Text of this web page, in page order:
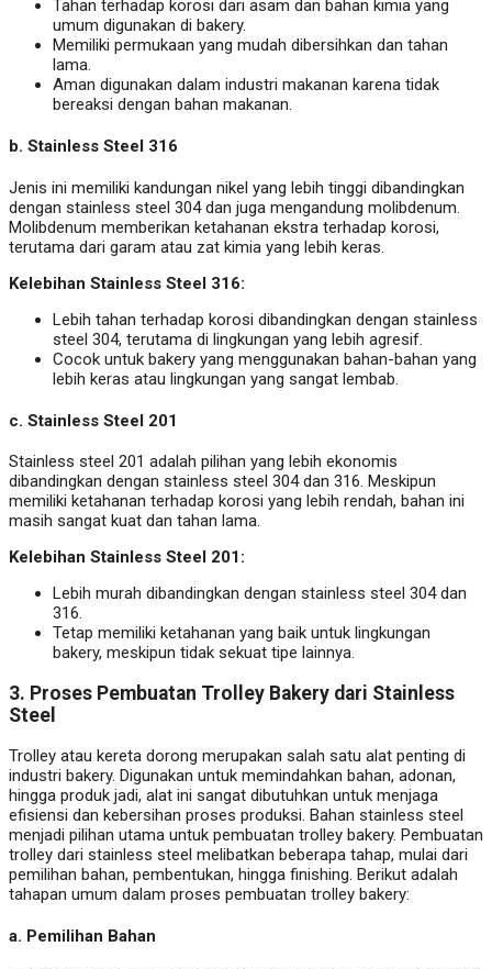
Tahan terhadap korosi dari asam dan bahan kimia yang
umum digunakan di bakery.
Memiliki permukaan yang mudah dibersihkan dan tahan
lama.
Aman digunakan dalam industri makanan karena tidak
bereaksi dengan bahan makanan.
b. Stainless Steel 316
Jenis ini memiliki kandungan nikel yang lebih tinggi dibandingkan
dengan stainless steel 304 dan juga mengandung molibdenum.
Molibdenum memberikan ketahanan ekstra terhadap korosi,
terutama dari garam atau zat kimia yang lebih keras.
Kelebihan Stainless Steel 316:
Lebih tahan terhadap korosi dibandingkan dengan stainless
steel 304, terutama di lingkungan yang lebih agresif.
Cocok untuk bakery yang menggunakan bahan-bahan yang
lebih keras atau lingkungan yang sangat lembab.
c. Stainless Steel 201
Stainless steel 201 adalah pilihan yang lebih ekonomis
dibandingkan dengan stainless steel 304 dan 316. Meskipun
memiliki ketahanan terhadap korosi yang lebih rendah, bahan ini
masih sangat kuat dan tahan lama.
Kelebihan Stainless Steel 201:
Lebih murah dibandingkan dengan stainless steel 304 dan
316.
Tetap memiliki ketahanan yang baik untuk lingkungan
bakery, meskipun tidak sekuat tipe lainnya.
3. Proses Pembuatan Trolley Bakery dari Stainless
Steel
Trolley atau kereta dorong merupakan salah satu alat penting di
industri bakery. Digunakan untuk memindahkan bahan, adonan,
hingga produk jadi, alat ini sangat dibutuhkan untuk menjaga
efisiensi dan kebersihan proses produksi. Bahan stainless steel
menjadi pilihan utama untuk pembuatan trolley bakery. Pembuatan
trolley dari stainless steel melibatkan beberapa tahap, mulai dari
pemilihan bahan, pembentukan, hingga finishing. Berikut adalah
tahapan umum dalam proses pembuatan trolley bakery:
a. Pemilihan Bahan